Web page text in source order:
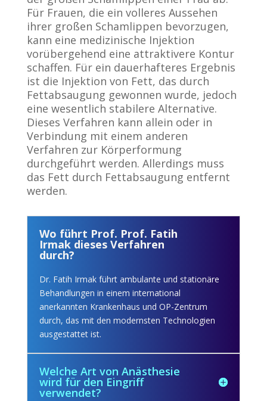
Für Frauen, die ein volleres Aussehen
ihrer großen Schamlippen bevorzugen,
kann eine medizinische Injektion
vorübergehend eine attraktivere Kontur
schaffen. Für ein dauerhafteres Ergebnis
ist die Injektion von Fett, das durch
Fettabsaugung gewonnen wurde, jedoch
eine wesentlich stabilere Alternative.
Dieses Verfahren kann allein oder in
Verbindung mit einem anderen
Verfahren zur Körperformung
durchgeführt werden. Allerdings muss
das Fett durch Fettabsaugung entfernt
werden.
Wo führt Prof. Prof. Fatih
Irmak dieses Verfahren
durch?
Dr. Fatih Irmak führt ambulante und stationäre
Behandlungen in einem international
anerkannten Krankenhaus und OP-Zentrum
durch, das mit den modernsten Technologien
ausgestattet ist.
Welche Art von Anästhesie
wird für den Eingriff
verwendet?